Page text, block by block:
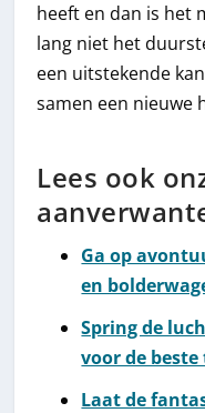
heeft en dan is het
lang niet het
een uitstekende
samen een nieuwe
Lees ook
Ga op
en
Spring de
voor de
Laat de